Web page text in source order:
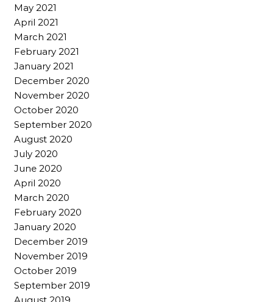
May 2021
April 2021
March 2021
February 2021
January 2021
December 2020
November 2020
October 2020
September 2020
August 2020
July 2020
June 2020
April 2020
March 2020
February 2020
January 2020
December 2019
November 2019
October 2019
September 2019